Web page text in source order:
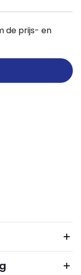
de prijs- en